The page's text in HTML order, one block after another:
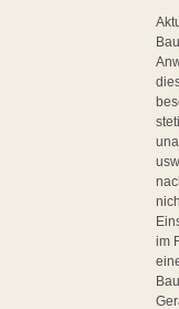
im